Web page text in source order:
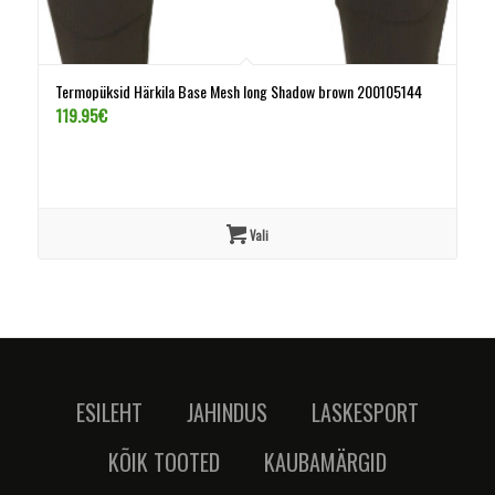
Termopüksid Härkila Base Mesh long Shadow brown 200105144
119.95€
Vali
ESILEHT JAHINDUS
LASKESPORT
KÕIK TOOTED
KAUBAMÄRGID